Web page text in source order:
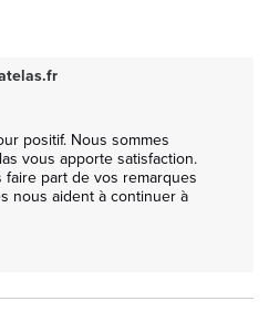
positif. Nous sommes
vous apporte satisfaction.
faire part de vos remarques
nous aident à continuer à